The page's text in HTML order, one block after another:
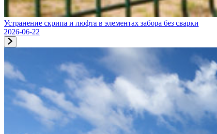
Устранение скрипа и люфта в элементах забора без сварки
2026-06-22